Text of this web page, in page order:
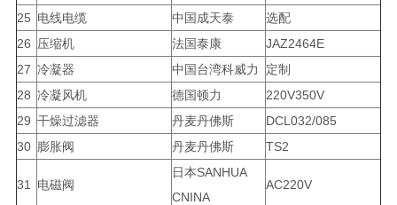
25 电线电缆 中国成天泰
选配
26 压缩机 法国泰康
JAZ2464E
27 冷凝器 中国台湾科威力
定制
28 冷凝风机 德国顿力
220V350V
29 干燥过滤器 丹麦丹佛斯
DCL032/085
30 膨胀阀 丹麦丹佛斯 TS2
31 电磁阀
日本SANHUA
CNINA
AC220V